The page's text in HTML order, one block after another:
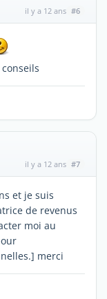
il y a 12 ans #6
il y a 12 ans #7
et je suis
de revenus
moi au
merci